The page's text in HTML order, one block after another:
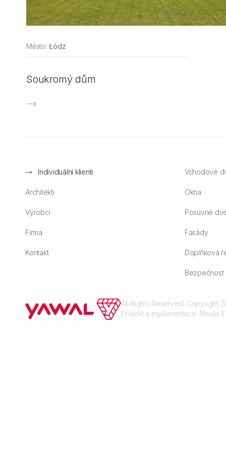
Město:Łódź
Soukromý dům
Individuální klienti
Architekti
Výrobci
Firma
Kontakt
Vchodové
Okna
Posuvné
Fasády
Doplňková
Bezpečnost
All Rights Reserved. Copyright
Projekt a implementace: Media